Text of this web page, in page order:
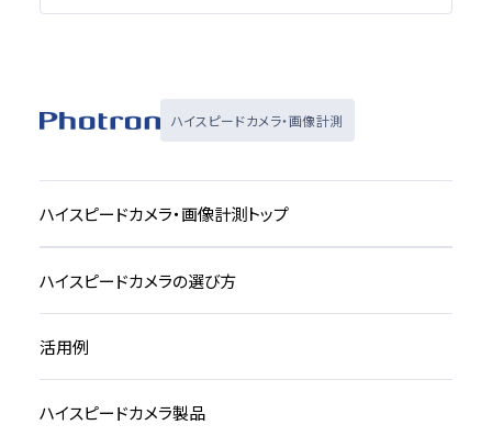
ハイスピードカメラ・画像計測
ハイスピードカメラ・画像計測トップ
ハイスピードカメラの選び方
活用例
ハイスピードカメラ製品